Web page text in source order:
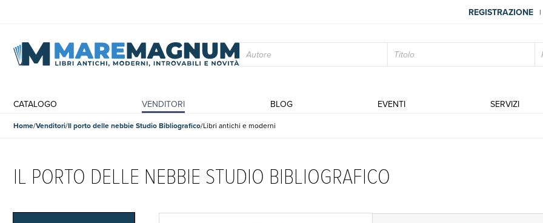
REGISTRAZIONE |
CATALOGO VENDITORI BLOG EVENTI SERVIZI
Home Venditori Il porto delle nebbie Studio Bibliografico Libri antichi e moderni
IL PORTO DELLE NEBBIE STUDIO BIBLIOGRAFICO